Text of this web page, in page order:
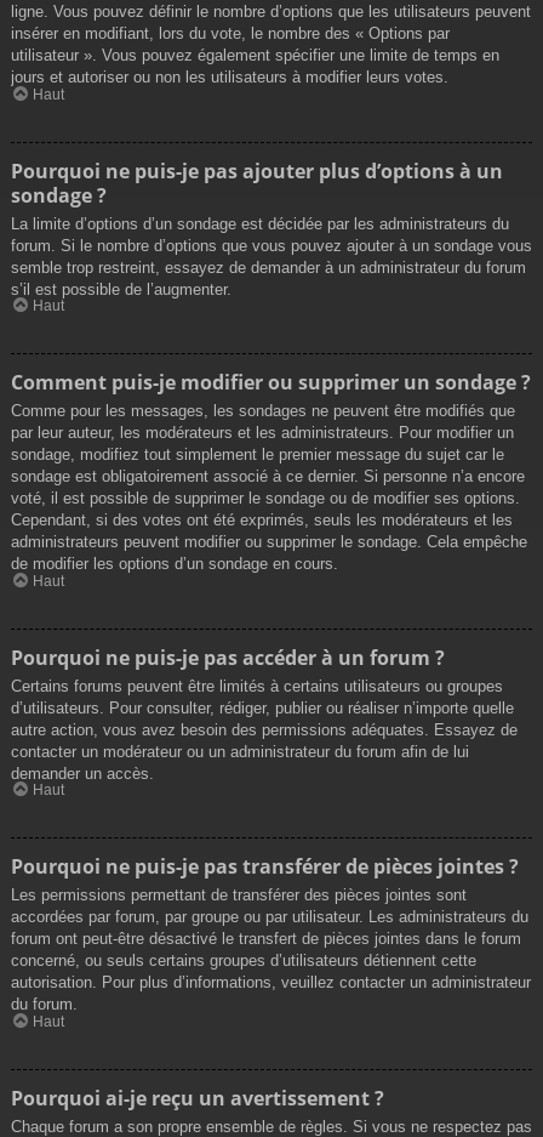
ligne. Vous pouvez définir le nombre d’options que les utilisateurs peuvent
insérer en modifiant, lors du vote, le nombre des « Options par
utilisateur ». Vous pouvez également spécifier une limite de temps en
jours et autoriser ou non les utilisateurs à modifier leurs votes.
Haut
Pourquoi ne puis-je pas ajouter plus d’options à un
sondage ?
La limite d’options d’un sondage est décidée par les administrateurs du
forum. Si le nombre d’options que vous pouvez ajouter à un sondage vous
semble trop restreint, essayez de demander à un administrateur du forum
s’il est possible de l’augmenter.
Haut
Comment puis-je modifier ou supprimer un sondage ?
Comme pour les messages, les sondages ne peuvent être modifiés que
par leur auteur, les modérateurs et les administrateurs. Pour modifier un
sondage, modifiez tout simplement le premier message du sujet car le
sondage est obligatoirement associé à ce dernier. Si personne n’a encore
voté, il est possible de supprimer le sondage ou de modifier ses options.
Cependant, si des votes ont été exprimés, seuls les modérateurs et les
administrateurs peuvent modifier ou supprimer le sondage. Cela empêche
de modifier les options d’un sondage en cours.
Haut
Pourquoi ne puis-je pas accéder à un forum ?
Certains forums peuvent être limités à certains utilisateurs ou groupes
d’utilisateurs. Pour consulter, rédiger, publier ou réaliser n’importe quelle
autre action, vous avez besoin des permissions adéquates. Essayez de
contacter un modérateur ou un administrateur du forum afin de lui
demander un accès.
Haut
Pourquoi ne puis-je pas transférer de pièces jointes ?
Les permissions permettant de transférer des pièces jointes sont
accordées par forum, par groupe ou par utilisateur. Les administrateurs du
forum ont peut-être désactivé le transfert de pièces jointes dans le forum
concerné, ou seuls certains groupes d’utilisateurs détiennent cette
autorisation. Pour plus d’informations, veuillez contacter un administrateur
du forum.
Haut
Pourquoi ai-je reçu un avertissement ?
Chaque forum a son propre ensemble de règles. Si vous ne respectez pas